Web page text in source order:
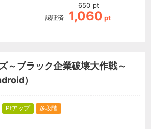
認証済
650 pt
1,060 pt
～ブラック企業破壊大作戦～
）
Ptアップ
多段階